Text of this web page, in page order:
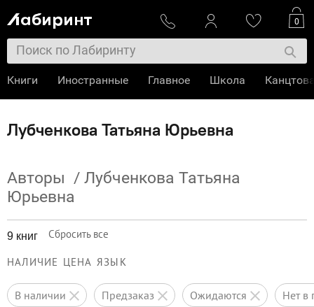
Лубченкова Татьяна Юрьевна
Авторы / Лубченкова Татьяна
Юрьевна
9 книг Сбросить все
НАЛИЧИЕ ЦЕНА ЯЗЫК
в наличии предзаказ ожидаются нет
0
Книги Иностранные Главное Школа